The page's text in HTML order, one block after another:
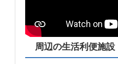
周辺の生活利便施設